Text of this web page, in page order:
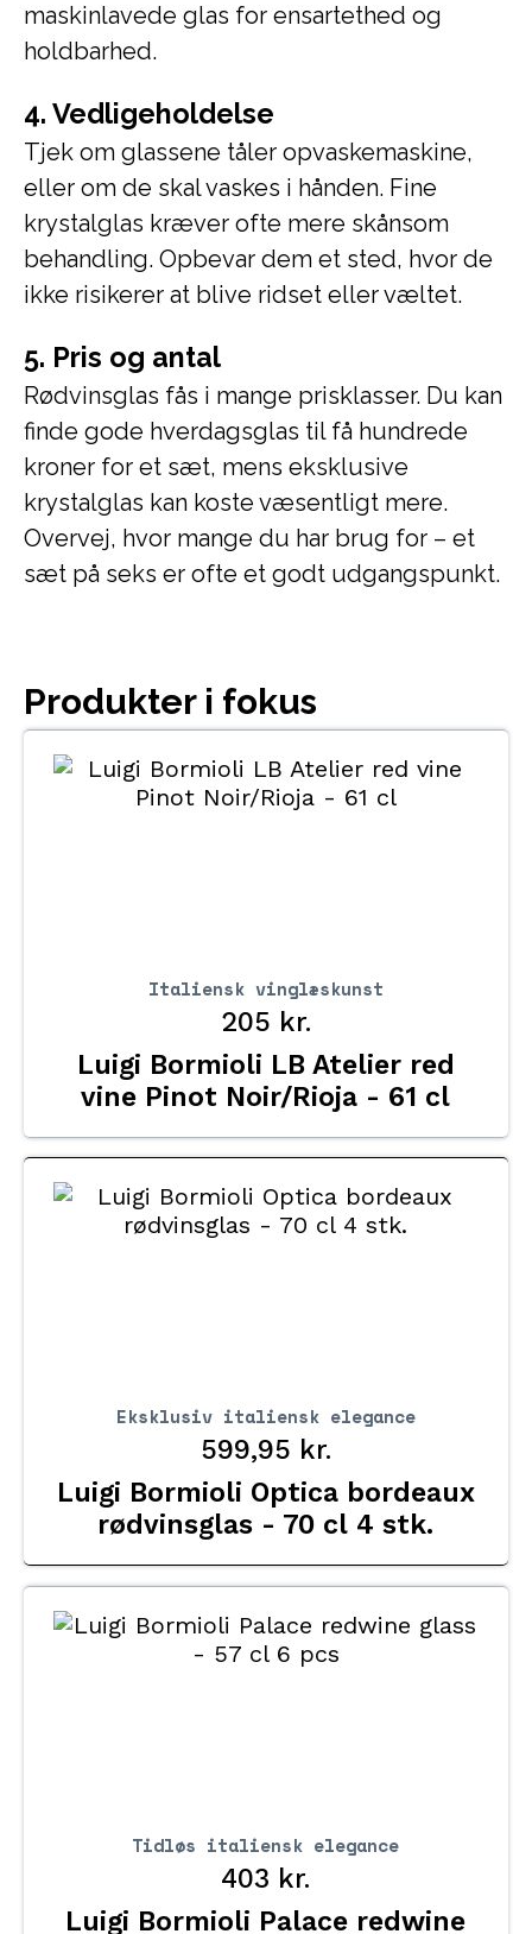
maskinlavede glas for ensartethed og
holdbarhed.
4. Vedligeholdelse
Tjek om glassene tåler opvaskemaskine,
eller om de skal vaskes i hånden. Fine
krystalglas kræver ofte mere skånsom
behandling. Opbevar dem et sted, hvor de
ikke risikerer at blive ridset eller væltet.
5. Pris og antal
Rødvinsglas fås i mange prisklasser. Du kan
finde gode hverdagsglas til få hundrede
kroner for et sæt, mens eksklusive
krystalglas kan koste væsentligt mere.
Overvej, hvor mange du har brug for – et
sæt på seks er ofte et godt udgangspunkt.
Produkter i fokus
Italiensk vinglæskunst
Luigi Bormioli LB Atelier red
vine Pinot Noir/Rioja - 61 cl
205 kr.
Eksklusiv italiensk elegance
Luigi Bormioli Optica bordeaux
rødvinsglas - 70 cl 4 stk.
599,95 kr.
Tidløs italiensk elegance
Luigi Bormioli Palace redwine
403 kr.